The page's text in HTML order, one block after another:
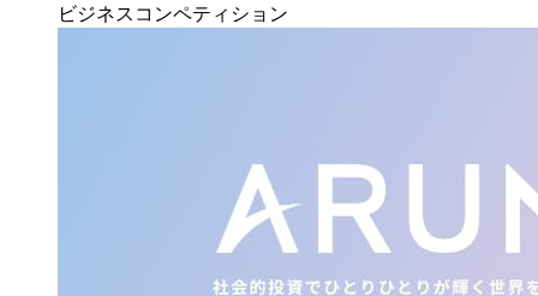
ビジネスコンペティション